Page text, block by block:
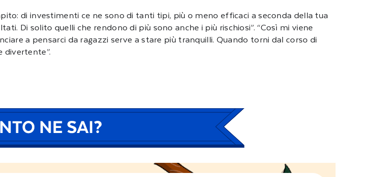
di investimenti ce ne sono di tanti tipi, più o meno efficaci a seconda della tua
Di solito quelli che rendono di più sono anche i più rischiosi”. “Così mi viene
a pensarci da ragazzi serve a stare più tranquilli. Quando torni dal corso di